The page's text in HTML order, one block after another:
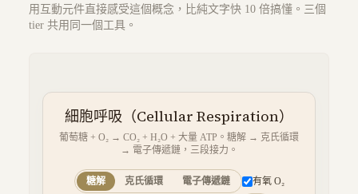
用互動元件直接感受這個概念，比純文字快 10 倍搞懂。三個
tier 共用同一個工具。
細胞呼吸（Cellular Respiration）
葡萄糖 + O₂ → CO₂ + H₂O + 大量 ATP。糖解 → 克氏循環
→ 電子傳遞鏈，三段接力。
糖解 克氏循環 電子傳遞鏈 有氧 O₂